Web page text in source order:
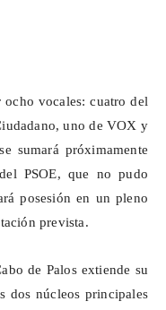
vocales: cuatro del
uno de VOX y
sumará próximamente
PSOE, que no pudo
posesión en un pleno
prevista.
de Palos extiende su
dos núcleos principales